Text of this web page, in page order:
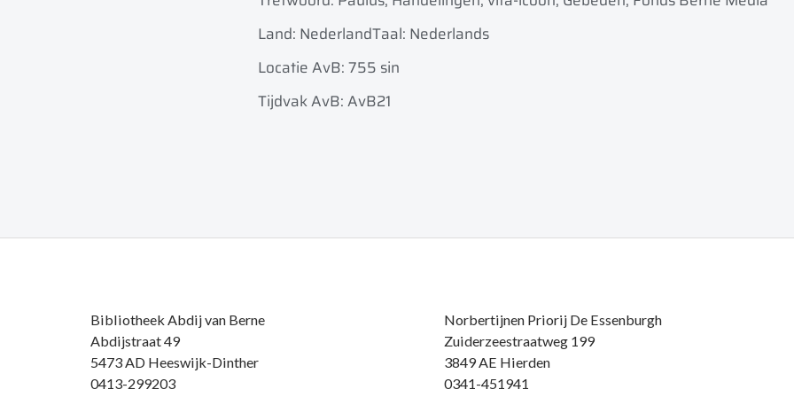
Land: NederlandTaal: Nederlands
Locatie AvB: 755 sin
Tijdvak AvB: AvB21
Bibliotheek Abdij van Berne
Abdijstraat 49
5473 AD Heeswijk-Dinther
0413-299203
Norbertijnen Priorij De Essenburgh
Zuiderzeestraatweg 199
3849 AE Hierden
0341-451941